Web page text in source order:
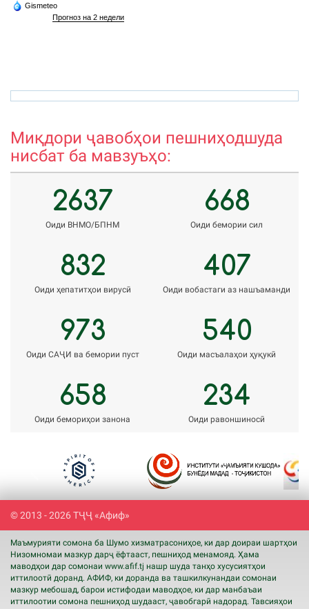
Gismeteo
Прогноз на 2 недели
Миқдори ҷавобҳои пешниҳодшуда
нисбат ба мавзуъҳо:
2637
Оиди ВНМО/БПНМ
668
Оиди бемории сил
832
Оиди ҳепатитҳои вирусӣ
407
Оиди вобастаги аз нашъаманди
973
Оиди САҶИ ва бемории пуст
540
Оиди масъалаҳои ҳуқукӣ
658
Оиди бемориҳои занона
234
Оиди равоншиносӣ
Next
© 2013 - 2026 ТҶҶ «Афиф»
Маъмурияти сомона ба Шумо хизматрасониҳое, ки дар доираи шартҳои
Низомномаи мазкур дарҷ ёфтааст, пешниҳод менамояд. Ҳама
маводҳои дар сомонаи www.afif.tj нашр шуда танҳо хусусиятҳои
иттилоотӣ доранд. АФИФ, ки доранда ва ташкилкунандаи сомонаи
мазкур мебошад, барои истифодаи маводҳое, ки дар манбаъаи
иттилоотии сомона пешниҳод шудааст, ҷавобгарӣ надорад. Тавсияҳои